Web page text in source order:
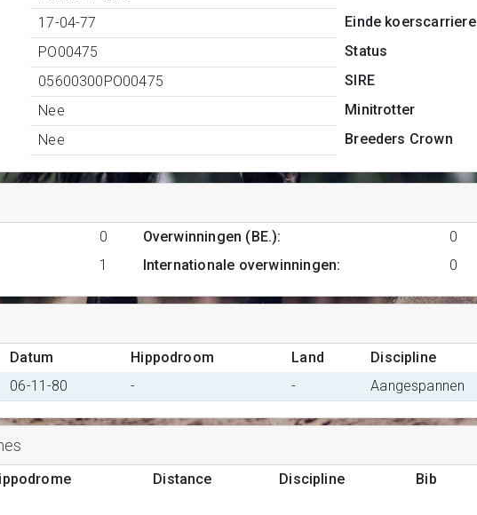
17-04-77 Einde koerscarriere
PO00475 Status
05600300PO00475 SIRE
Nee Minitrotter
Nee Breeders Crown
0
1
Overwinningen (BE.):
0
Internationale overwinningen: 0
Datum Hippodroom Land Discipline
06-11-80 - - Aangespannen
Distance Discipline Bib